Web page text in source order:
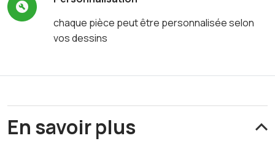
chaque pièce peut être personnalisée selon
vos dessins
En savoir plus